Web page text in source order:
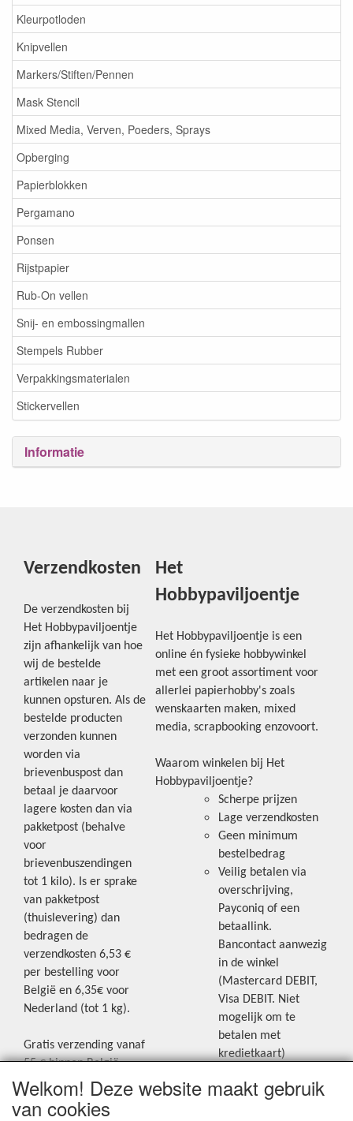
Kleurpotloden
Knipvellen
Markers/Stiften/Pennen
Mask Stencil
Mixed Media, Verven, Poeders, Sprays
Opberging
Papierblokken
Pergamano
Ponsen
Rijstpapier
Rub-On vellen
Snij- en embossingmallen
Stempels Rubber
Verpakkingsmaterialen
Stickervellen
Informatie
Verzendkosten
De verzendkosten bij
Het Hobbypaviljoentje
zijn afhankelijk van hoe
wij de bestelde
artikelen naar je
kunnen opsturen. Als de
bestelde producten
verzonden kunnen
worden via
brievenbuspost dan
betaal je daarvoor
lagere kosten dan via
pakketpost (behalve
voor
brievenbuszendingen
tot 1 kilo). Is er sprake
van pakketpost
(thuislevering) dan
bedragen de
verzendkosten 6,53 €
per bestelling voor
België en 6,35€ voor
Nederland (tot 1 kg).
Gratis verzending vanaf
55 € binnen België.
Gratis verzending vanaf
65 € naar Nederland.
Levering andere
Het
Hobbypaviljoentje
Het Hobbypaviljoentje is een
online én fysieke hobbywinkel
met een groot assortiment voor
allerlei papierhobby's zoals
wenskaarten maken, mixed
media, scrapbooking enzovoort.
Waarom winkelen bij Het
Hobbypaviljoentje?
Scherpe prijzen
Lage verzendkosten
Geen minimum
bestelbedrag
Veilig betalen via
overschrijving,
Payconiq of een
betaallink.
Bancontact aanwezig
in de winkel
(Mastercard DEBIT,
Visa DEBIT. Niet
mogelijk om te
betalen met
kredietkaart)
Blijf op de hoogte van de laatste
Welkom! Deze website maakt gebruik
van cookies